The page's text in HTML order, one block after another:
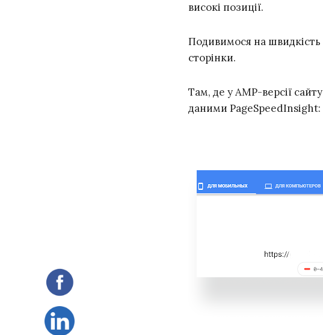
високі позиції.
Подивимося на швидкість
сторінки.
Там, де у AMP-версії
даними PageSpeedInsight: